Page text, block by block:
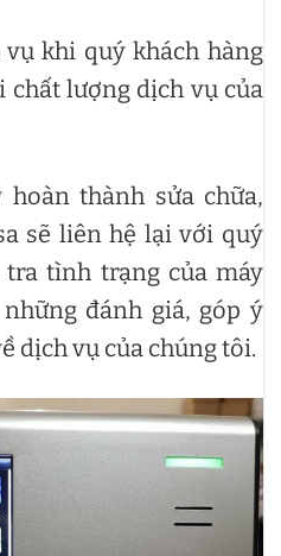
khi quý khách hàng
chất lượng dịch vụ của
hoàn thành sửa chữa,
sẽ liên hệ lại với quý
tình trạng của máy
đánh giá, góp ý
dịch vụ của chúng tôi.